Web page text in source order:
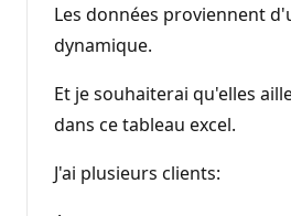
Les données proviennent
dynamique.
Et je souhaiterai qu'elles
dans ce tableau excel.
J'ai plusieurs clients: